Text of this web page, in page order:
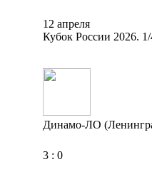
12 апреля
Кубок России 2026.
Динамо-ЛО
3 : 0